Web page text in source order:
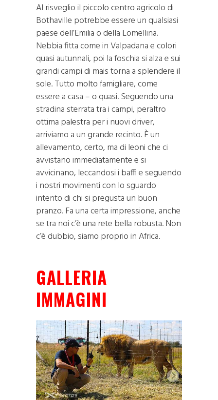
Al risveglio il piccolo centro agricolo di
Bothaville potrebbe essere un qualsiasi
paese dell’Emilia o della Lomellina.
Nebbia fitta come in Valpadana e colori
quasi autunnali, poi la foschia si alza e sui
grandi campi di mais torna a splendere il
sole. Tutto molto famigliare, come
essere a casa – o quasi. Seguendo una
stradina sterrata tra i campi, peraltro
ottima palestra per i nuovi driver,
arriviamo a un grande recinto. È un
allevamento, certo, ma di leoni che ci
avvistano immediatamente e si
avvicinano, leccandosi i baffi e seguendo
i nostri movimenti con lo sguardo
intento di chi si pregusta un buon
pranzo. Fa una certa impressione, anche
se tra noi c’è una rete bella robusta. Non
c’è dubbio, siamo proprio in Africa.
GALLERIA
IMMAGINI